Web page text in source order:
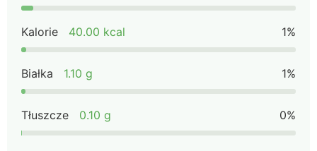
Kalorie 40.00 kcal 1%
Białka 1.10 g 1%
Tłuszcze 0.10 g 0%